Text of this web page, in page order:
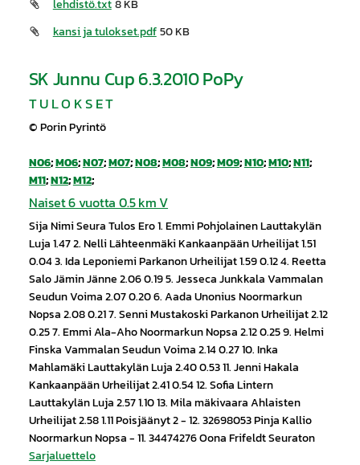
lehdistö.txt 8 KB
kansi ja tulokset.pdf 50 KB
SK Junnu Cup 6.3.2010 PoPy
T U L O K S E T
© Porin Pyrintö
N06;M06;N07;M07;N08;M08;N09;M09;N10;M10;N11;
M11;N12;M12;
Naiset 6 vuotta 0.5 km V
Sija Nimi Seura Tulos Ero 1. Emmi Pohjolainen Lauttakylän
Luja 1.47 2. Nelli Lähteenmäki Kankaanpään Urheilijat 1.51
0.04 3. Ida Leponiemi Parkanon Urheilijat 1.59 0.12 4. Reetta
Salo Jämin Jänne 2.06 0.19 5. Jesseca Junkkala Vammalan
Seudun Voima 2.07 0.20 6. Aada Unonius Noormarkun
Nopsa 2.08 0.21 7. Senni Mustakoski Parkanon Urheilijat 2.12
0.25 7. Emmi Ala-Aho Noormarkun Nopsa 2.12 0.25 9. Helmi
Finska Vammalan Seudun Voima 2.14 0.27 10. Inka
Mahlamäki Lauttakylän Luja 2.40 0.53 11. Jenni Hakala
Kankaanpään Urheilijat 2.41 0.54 12. Sofia Lintern
Lauttakylän Luja 2.57 1.10 13. Mila mäkivaara Ahlaisten
Urheilijat 2.58 1.11 Poisjäänyt 2 - 12. 32698053 Pinja Kallio
Noormarkun Nopsa - 11. 34474276 Oona Frifeldt Seuraton
Sarjaluettelo